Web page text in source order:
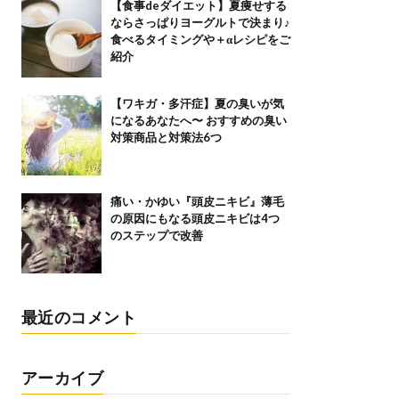
【食事deダイエット】夏痩せする
ならさっぱりヨーグルトで決まり♪
食べるタイミングや＋αレシピをご
紹介
【ワキガ・多汗症】夏の臭いが気
になるあなたへ〜 おすすめの臭い
対策商品と対策法6つ
痛い・かゆい『頭皮ニキビ』薄毛
の原因にもなる頭皮ニキビは4つ
のステップで改善
最近のコメント
アーカイブ